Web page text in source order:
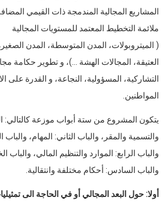
المشاريع المجالية المندمجة ذات القيمي
ملائمة التخطيط المعتمد للمستويات المجالية
( الميتروبولات، المدن المتوسطة، المدن
العتيقة، المجالات الهشة …)، و تطوير حكامة
التشاركية، المسؤولية، النجاعة، و القدرة على
المواطنين.
يتكون المشروع من ستة أبواب موزعة كالتالي:
والتسمية والمقر، والباب الثاني: المهام، والباب
والباب الرابع: الموارد والتنظيم المالي، والباب
والباب السادس: أحكام مختلفة وانتقالية.
أولا: حول البعد المجالي أو في الحاجة الى